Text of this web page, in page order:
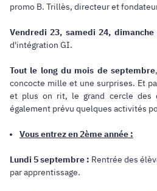
promo B. Trillès, directeur et
Vendredi 23, samedi 24,
d'intégration GI.
Tout le long du mois de septembre
concocte mille et une surprises. Et
et plus on rit, le grand cercle des
également prévu quelques activités
Vous entrez en 2ème année :
Lundi 5 septembre : Rentrée des
par apprentissage.